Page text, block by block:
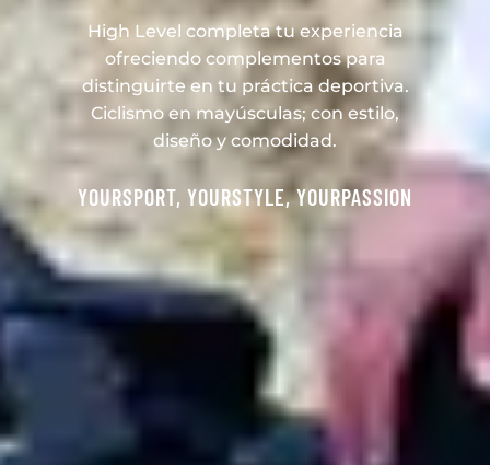
High Level completa tu experiencia
ofreciendo complementos para
distinguirte en tu práctica deportiva.
Ciclismo en mayúsculas; con estilo,
diseño y comodidad.
YOURSPORT, YOURSTYLE, YOURPASSION